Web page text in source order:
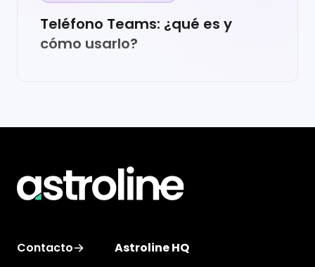
Teléfono Teams: ¿qué es y
cómo usarlo?
Contacto Astroline HQ